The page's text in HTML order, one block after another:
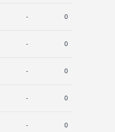
- 0
- 0
- 0
- 0
- 0